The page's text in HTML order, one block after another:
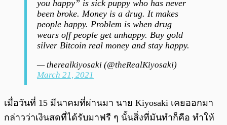
you happy” is sick puppy who has never
been broke. Money is a drug. It makes
people happy. Problem is when drug
wears off people get unhappy. Buy gold
silver Bitcoin real money and stay happy.
— therealkiyosaki (@theRealKiyosaki)
March 21, 2021
เมื่อวันที่ 15 มีนาคมที่ผ่านมา นาย Kiyosaki เคยออกมา
กล่าวว่าเงินสดที่ได้รับมาฟรี ๆ นั้นสิ่งที่มันทำก็คือ ทำให้